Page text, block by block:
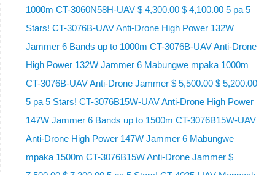
1000m CT-3060N58H-UAV $ 4,300.00 $ 4,100.00 5 pa 5
Stars! CT-3076B-UAV Anti-Drone High Power 132W
Jammer 6 Bands up to 1000m CT-3076B-UAV Anti-Drone
High Power 132W Jammer 6 Mabungwe mpaka 1000m
CT-3076B-UAV Anti-Drone Jammer $ 5,500.00 $ 5,200.00
5 pa 5 Stars! CT-3076B15W-UAV Anti-Drone High Power
147W Jammer 6 Bands up to 1500m CT-3076B15W-UAV
Anti-Drone High Power 147W Jammer 6 Mabungwe
mpaka 1500m CT-3076B15W Anti-Drone Jammer $